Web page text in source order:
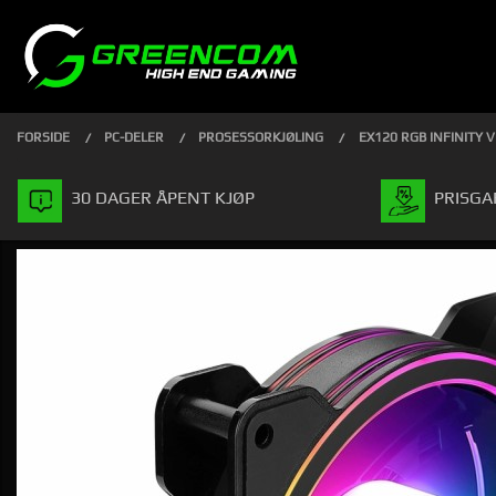
innholdet
PRODUKTER
FORSIDE PC-DELER PROSESSORKJØLING EX120 RGB INFINITY
30 DAGER ÅPENT KJØP